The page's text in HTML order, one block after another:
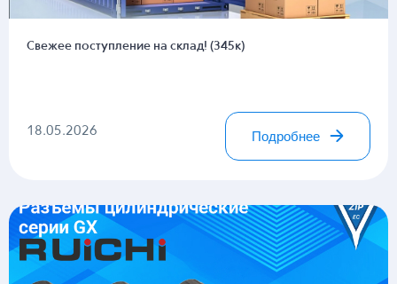
Свежее поступление на склад! (345к)
18.05.2026 Подробнее